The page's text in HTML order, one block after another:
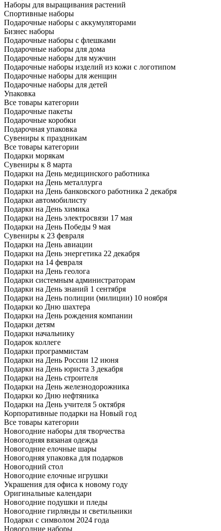
Наборы для выращивания растений
Спортивные наборы
Подарочные наборы с аккумуляторами
Бизнес наборы
Подарочные наборы с флешками
Подарочные наборы для дома
Подарочные наборы для мужчин
Подарочные наборы изделий из кожи с логотипом
Подарочные наборы для женщин
Подарочные наборы для детей
Упаковка
Все товары категории
Подарочные пакеты
Подарочные коробки
Подарочная упаковка
Сувениры к праздникам
Все товары категории
Подарки морякам
Сувениры к 8 марта
Подарки на День медицинского работника
Подарки на День металлурга
Подарки на День банковского работника 2 декабря
Подарки автомобилисту
Подарки на День химика
Подарки на День электросвязи 17 мая
Подарки на День Победы 9 мая
Сувениры к 23 февраля
Подарки на День авиации
Подарки на День энергетика 22 декабря
Подарки на 14 февраля
Подарки на День геолога
Подарки системным администраторам
Подарки на День знаний 1 сентября
Подарки на День полиции (милиции) 10 ноября
Подарки ко Дню шахтера
Подарки на День рождения компании
Подарки детям
Подарки начальнику
Подарок коллеге
Подарки программистам
Подарки на День России 12 июня
Подарки на День юриста 3 декабря
Подарки на День строителя
Подарки на День железнодорожника
Подарки ко Дню нефтяника
Подарки на День учителя 5 октября
Корпоративные подарки на Новый год
Все товары категории
Новогодние наборы для творчества
Новогодняя вязаная одежда
Новогодние елочные шары
Новогодняя упаковка для подарков
Новогодний стол
Новогодние елочные игрушки
Украшения для офиса к новому году
Оригинальные календари
Новогодние подушки и пледы
Новогодние гирлянды и светильники
Подарки с символом 2024 года
Новогодние наборы